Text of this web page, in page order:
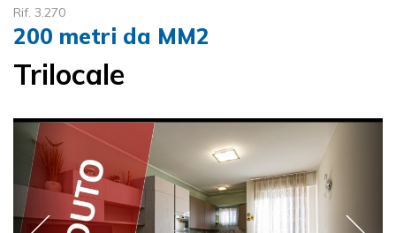
Rif. 3.270
200 metri da MM2
Trilocale